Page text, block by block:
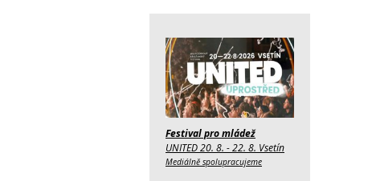
Festival pro mládež
UNITED 20. 8. - 22. 8. Vsetín
Mediálně spolupracujeme